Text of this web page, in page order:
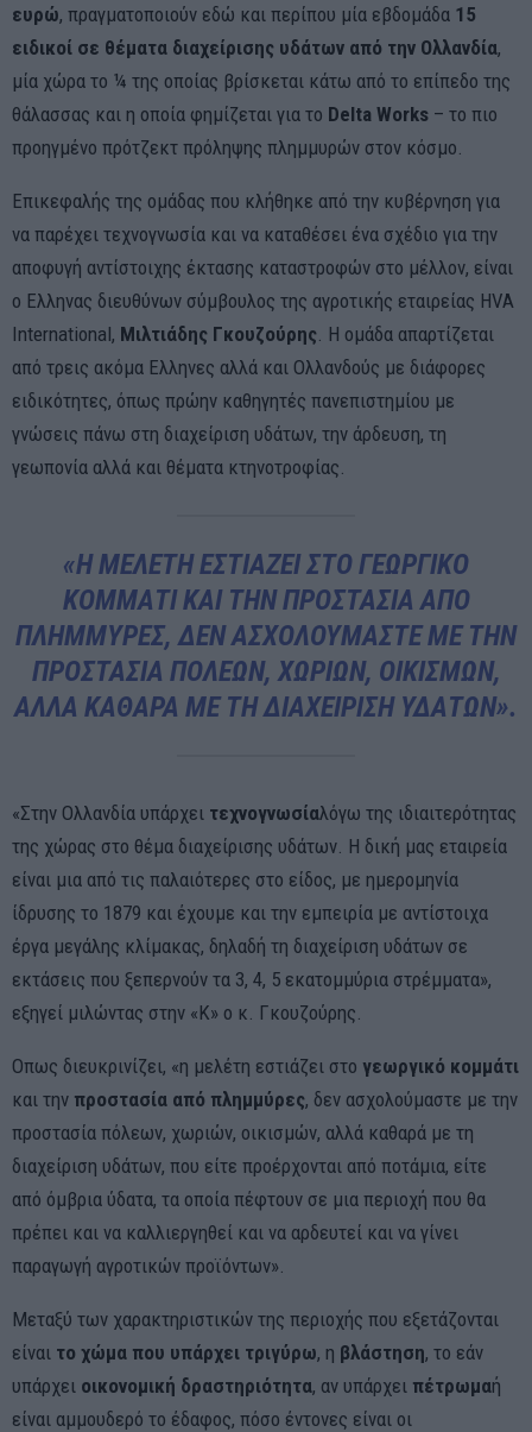
ευρώ, πραγματοποιούν εδώ και περίπου μία εβδομάδα 15
ειδικοί σε θέματα διαχείρισης υδάτων από την Ολλανδία,
μία χώρα το ¼ της οποίας βρίσκεται κάτω από το επίπεδο της
θάλασσας και η οποία φημίζεται για το Delta Works – το πιο
προηγμένο πρότζεκτ πρόληψης πλημμυρών στον κόσμο.
Επικεφαλής της ομάδας που κλήθηκε από την κυβέρνηση για
να παρέχει τεχνογνωσία και να καταθέσει ένα σχέδιο για την
αποφυγή αντίστοιχης έκτασης καταστροφών στο μέλλον, είναι
ο Ελληνας διευθύνων σύμβουλος της αγροτικής εταιρείας HVA
International, Μιλτιάδης Γκουζούρης . Η ομάδα απαρτίζεται
από τρεις ακόμα Ελληνες αλλά και Ολλανδούς με διάφορες
ειδικότητες, όπως πρώην καθηγητές πανεπιστημίου με
γνώσεις πάνω στη διαχείριση υδάτων, την άρδευση, τη
γεωπονία αλλά και θέματα κτηνοτροφίας.
«Η ΜΕΛΈΤΗ ΕΣΤΙΆΖΕΙ ΣΤΟ ΓΕΩΡΓΙΚΌ
ΚΟΜΜΆΤΙ ΚΑΙ ΤΗΝ ΠΡΟΣΤΑΣΊΑ ΑΠΌ
ΠΛΗΜΜΎΡΕΣ, ΔΕΝ ΑΣΧΟΛΟΎΜΑΣΤΕ ΜΕ ΤΗΝ
ΠΡΟΣΤΑΣΊΑ ΠΌΛΕΩΝ, ΧΩΡΙΏΝ, ΟΙΚΙΣΜΏΝ,
ΑΛΛΆ ΚΑΘΑΡΆ ΜΕ ΤΗ ΔΙΑΧΕΊΡΙΣΗ ΥΔΆΤΩΝ».
«Στην Ολλανδία υπάρχει τεχνογνωσίαλόγω της ιδιαιτερότητας
της χώρας στο θέμα διαχείρισης υδάτων. Η δική μας εταιρεία
είναι μια από τις παλαιότερες στο είδος, με ημερομηνία
ίδρυσης το 1879 και έχουμε και την εμπειρία με αντίστοιχα
έργα μεγάλης κλίμακας, δηλαδή τη διαχείριση υδάτων σε
εκτάσεις που ξεπερνούν τα 3, 4, 5 εκατομμύρια στρέμματα»,
εξηγεί μιλώντας στην «Κ» ο κ. Γκουζούρης.
Οπως διευκρινίζει, «η μελέτη εστιάζει στο γεωργικό κομμάτι
και την προστασία από πλημμύρες, δεν ασχολούμαστε με την
προστασία πόλεων, χωριών, οικισμών, αλλά καθαρά με τη
διαχείριση υδάτων, που είτε προέρχονται από ποτάμια, είτε
από όμβρια ύδατα, τα οποία πέφτουν σε μια περιοχή που θα
πρέπει και να καλλιεργηθεί και να αρδευτεί και να γίνει
παραγωγή αγροτικών προϊόντων».
Μεταξύ των χαρακτηριστικών της περιοχής που εξετάζονται
είναι το χώμα που υπάρχει τριγύρω, η βλάστηση, το εάν
υπάρχει οικονομική δραστηριότητα, αν υπάρχει πέτρωμαή
είναι αμμουδερό το έδαφος, πόσο έντονες είναι οι